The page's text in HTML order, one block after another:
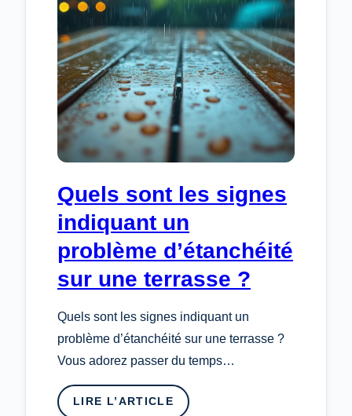
?
Quels sont les signes
indiquant un
problème d’étanchéité
sur une terrasse ?
Quels sont les signes indiquant un
problème d’étanchéité sur une terrasse ?
Vous adorez passer du temps…
LIRE L’ARTICLE
: